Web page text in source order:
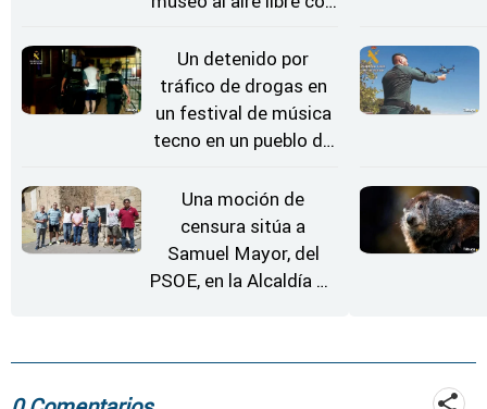
Un detenido por
tráfico de drogas en
un festival de música
tecno en un pueblo de
Una moción de
censura sitúa a
Samuel Mayor, del
PSOE, en la Alcaldía de